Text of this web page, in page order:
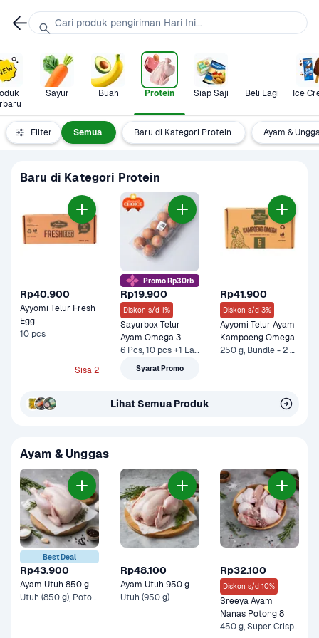
Sayur Buah Protein Siap Saji Beli Lagi Ice
Filter Semua Baru di Kategori Protein Ayam &
Baru di Kategori Protein
Rp40.900
Ayyomi Telur Fresh
Egg
10 pcs
Sisa 2
Promo Rp30rb
Rp19.900
Diskon s/d 1%
Sayurbox Telur
Ayam Omega 3
6 Pcs, 10 pcs +1 Lainnya
Syarat Promo
Rp41.900
Diskon s/d 3%
Ayyomi Telur Ayam
Kampoeng Omega
250 g, Bundle - 2 x 250 g*
Lihat Semua Produk
Ayam & Unggas
Best Deal
Rp43.900
Ayam Utuh 850 g
Utuh (850 g), Potong 8 +1 Lainnya
Rp48.100
Ayam Utuh 950 g
Utuh (950 g)
Rp32.100
Diskon s/d 10%
Sreeya Ayam
Nanas Potong 8
450 g, Super Crispy Kentucky & Sreeya Ayam
Cari produk pengiriman Hari Ini...